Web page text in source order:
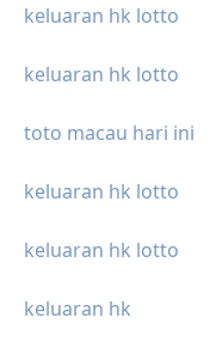
keluaran hk lotto
keluaran hk lotto
toto macau hari ini
keluaran hk lotto
keluaran hk lotto
keluaran hk